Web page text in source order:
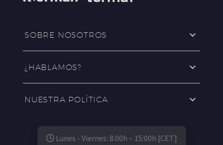
SOBRE NOSOTROS
¿HABLAMOS?
NUESTRA POLÍTICA
Lunes - Viernes: 8:00h – 15:00h [CET]